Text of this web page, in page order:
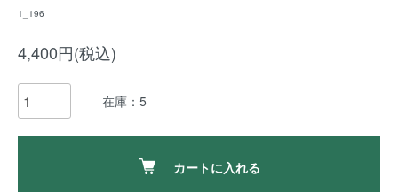
1_196
4,400円(税込)
在庫：5
カートに入れる